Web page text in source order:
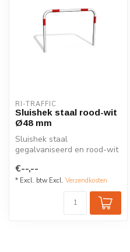
RI-TRAFFIC
Sluishek staal rood-wit
Ø48 mm
Sluishek staal
gegalvaniseerd en rood-wit
afmetingen.
€--,--
* Excl. btw Excl. Verzendkosten